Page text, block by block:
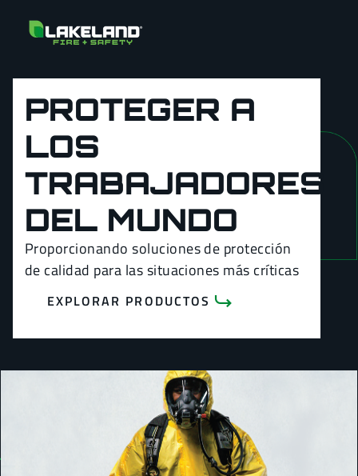
PROTEGER A
LOS
TRABAJADORES
DEL MUNDO
Proporcionando soluciones de protección
de calidad para las situaciones más críticas
EXPLORAR PRODUCTOS